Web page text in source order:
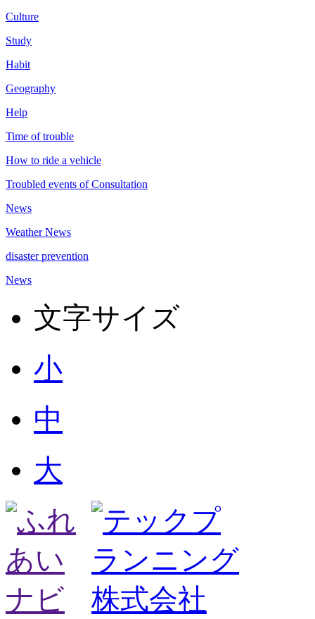
Culture
Study
Habit
Geography
Help
Time of trouble
How to ride a vehicle
Troubled events of Consultation
News
Weather News
disaster prevention
News
文字サイズ
小
中
大